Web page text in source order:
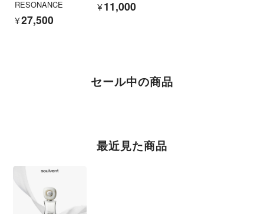
RESONANCE
¥27,500
¥11,000
セール中の商品
最近見た商品